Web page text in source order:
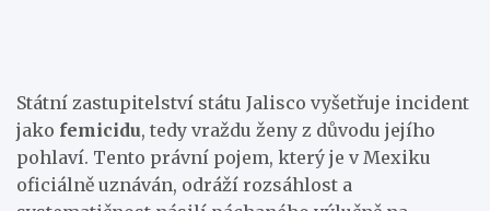
Státní zastupitelství státu Jalisco vyšetřuje incident
jako femicidu, tedy vraždu ženy z důvodu jejího
pohlaví. Tento právní pojem, který je v Mexiku
oficiálně uznáván, odráží rozsáhlost a